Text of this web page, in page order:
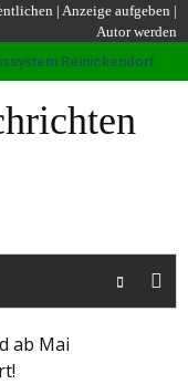
| Anzeige aufgeben |
Autor werden
ab Mai